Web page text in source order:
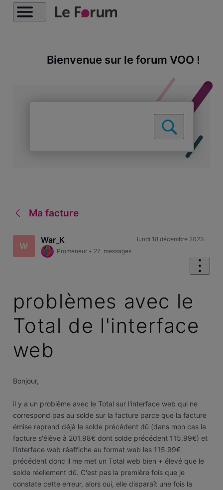
Bienvenue sur le forum VOO !
Ma facture
W
War_K
Promeneur • 27 messages
lundi 18 décembre 2023
problèmes avec le
Total de l'interface
web
Bonjour,
il y a un problème avec le Total sur l'interface web qui ne
correspond pas au solde sur la facture parce que la facture
émise reprend déjà le solde précédent dû (dans mon cas la
facture s'élève à 201.98€ dont solde précédent 115.99€) et
l'interface web réaffiche au format web les 115.99€
précédent donc il me met un Total web bien + élevé que le
solde réellement dû. C'est pas la première fois que je
constate cette erreur, alors oui, elle disparaît une fois la